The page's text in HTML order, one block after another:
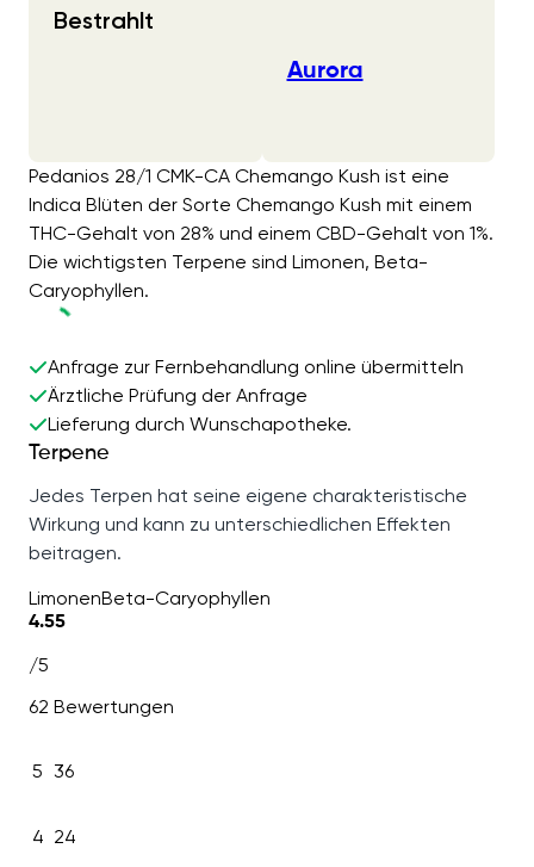
Bestrahlt
Aurora
Pedanios 28/1 CMK-CA Chemango Kush ist eine
Indica Blüten der Sorte Chemango Kush mit einem
THC-Gehalt von 28% und einem CBD-Gehalt von 1%.
Die wichtigsten Terpene sind Limonen, Beta-
Caryophyllen.
Anfrage zur Fernbehandlung online übermitteln
Ärztliche Prüfung der Anfrage
Lieferung durch Wunschapotheke.
Terpene
Jedes Terpen hat seine eigene charakteristische
Wirkung und kann zu unterschiedlichen Effekten
beitragen.
LimonenBeta-Caryophyllen
4.55
/5
62 Bewertungen
5 36
4 24